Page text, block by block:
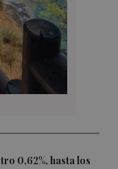
0,62%, hasta los